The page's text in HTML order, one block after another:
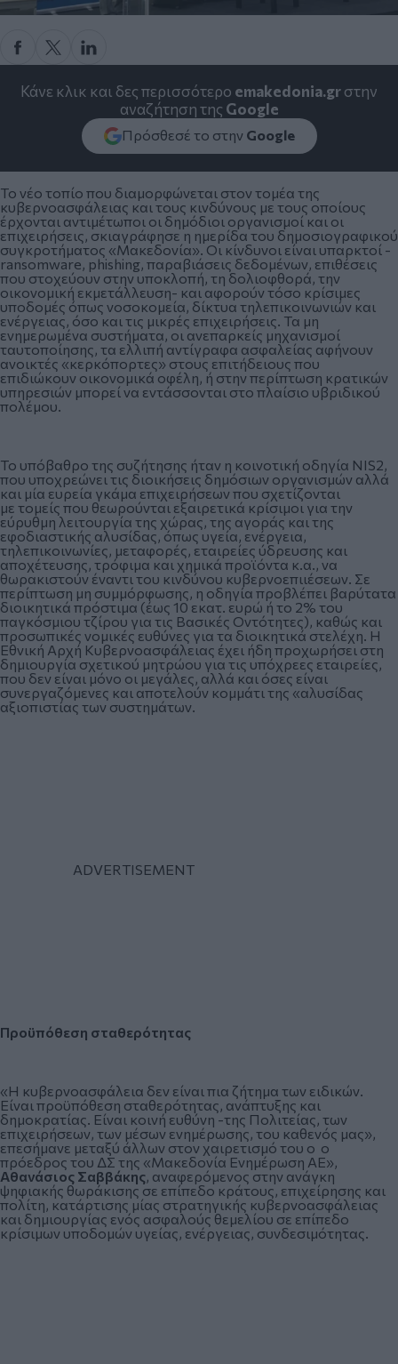
Κάνε κλικ και δες περισσότερο emakedonia.grστην
αναζήτηση της Google
Πρόσθεσέ το στην Google
Το νέο τοπίο που διαμορφώνεται στον τομέα της
κυβερνοασφάλειας και τους κινδύνους με τους οποίους
έρχονται αντιμέτωποι οι δημόδιοι οργανισμοί και οι
επιχειρήσεις, σκιαγράφησε η ημερίδα του δημοσιογραφικού
συγκροτήματος «Μακεδονία». Οι κίνδυνοι είναι υπαρκτοί -
ransomware, phishing, παραβιάσεις δεδομένων, επιθέσεις
που στοχεύουν στην υποκλοπή, τη δολιοφθορά, την
οικονομική εκμετάλλευση- και αφορούν τόσο κρίσιμες
υποδομές όπως νοσοκομεία, δίκτυα τηλεπικοινωνιών και
ενέργειας, όσο και τις μικρές επιχειρήσεις. Τα μη
ενημερωμένα συστήματα, οι ανεπαρκείς μηχανισμοί
ταυτοποίησης, τα ελλιπή αντίγραφα ασφαλείας αφήνουν
ανοικτές «κερκόπορτες» στους επιτήδειους που
επιδιώκουν οικονομικά οφέλη, ή στην περίπτωση κρατικών
υπηρεσιών μπορεί να εντάσσονται στο πλαίσιο υβριδικού
πολέμου.
Το υπόβαθρο της συζήτησης ήταν η κοινοτική οδηγία NIS2,
που υποχρεώνει τις διοικήσεις δημόσιων οργανισμών αλλά
και μία ευρεία γκάμα επιχειρήσεων που σχετίζονται
με τομείς που θεωρούνται εξαιρετικά κρίσιμοι για την
εύρυθμη λειτουργία της χώρας, της αγοράς και της
εφοδιαστικής αλυσίδας, όπως υγεία, ενέργεια,
τηλεπικοινωνίες, μεταφορές, εταιρείες ύδρευσης και
αποχέτευσης, τρόφιμα και χημικά προϊόντα κ.α., να
θωρακιστούν έναντι του κινδύνου κυβερνοεπιιέσεων. Σε
περίπτωση μη συμμόρφωσης, η οδηγία προβλέπει βαρύτατα
διοικητικά πρόστιμα (έως 10 εκατ. ευρώ ή το 2% του
παγκόσμιου τζίρου για τις Βασικές Οντότητες), καθώς και
προσωπικές νομικές ευθύνες για τα διοικητικά στελέχη. Η
Εθνική Αρχή Κυβερνοασφάλειας έχει ήδη προχωρήσει στη
δημιουργία σχετικού μητρώου για τις υπόχρεες εταιρείες,
που δεν είναι μόνο οι μεγάλες, αλλά και όσες είναι
συνεργαζόμενες και αποτελούν κομμάτι της «αλυσίδας
αξιοπιστίας των συστημάτων.
Προϋπόθεση σταθερότητας
«Η κυβερνοασφάλεια δεν είναι πια ζήτημα των ειδικών.
Είναι προϋπόθεση σταθερότητας, ανάπτυξης και
δημοκρατίας. Είναι κοινή ευθύνη -της Πολιτείας, των
επιχειρήσεων, των μέσων ενημέρωσης, του καθενός μας»,
επεσήμανε μεταξύ άλλων στον χαιρετισμό του ο ο
πρόεδρος του ΔΣ της «Μακεδονία Ενημέρωση ΑΕ»,
Αθανάσιος Σαββάκης, αναφερόμενος στην ανάγκη
ψηφιακής θωράκισης σε επίπεδο κράτους, επιχείρησης και
πολίτη, κατάρτισης μίας στρατηγικής κυβερνοασφάλειας
και δημιουργίας ενός ασφαλούς θεμελίου σε επίπεδο
κρίσιμων υποδομών υγείας, ενέργειας, συνδεσιμότητας.